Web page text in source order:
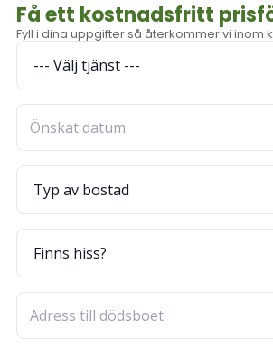
Få ett kostnadsfritt
Fyll i dina uppgifter så återkommer vi inom